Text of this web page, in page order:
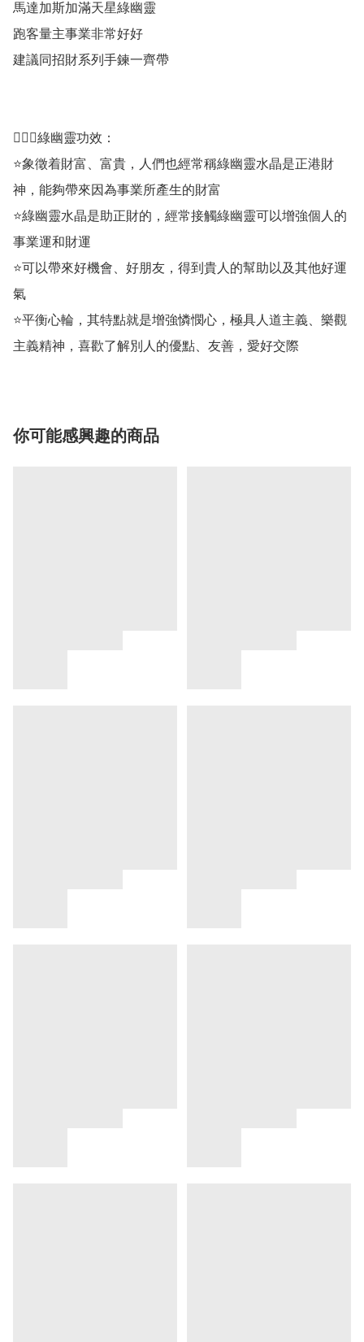
馬達加斯加滿天星綠幽靈
跑客量主事業非常好好
建議同招財系列手鍊一齊帶
💁🏼‍♀️綠幽靈功效：
⭐象徵着財富、富貴，人們也經常稱綠幽靈水晶是正港財
神，能夠帶來因為事業所產生的財富
⭐綠幽靈水晶是助正財的，經常接觸綠幽靈可以增強個人的
事業運和財運
⭐可以帶來好機會、好朋友，得到貴人的幫助以及其他好運
氣
⭐平衡心輪，其特點就是增強憐憫心，極具人道主義、樂觀
主義精神，喜歡了解別人的優點、友善，愛好交際
你可能感興趣的商品